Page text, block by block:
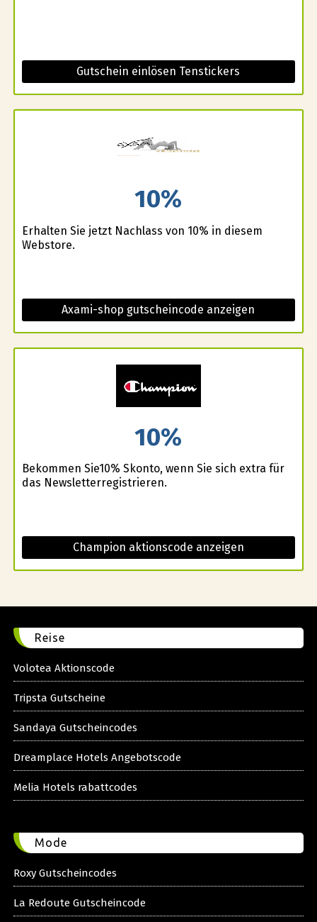
Gutschein einlösen Tenstickers
10%
Erhalten Sie jetzt Nachlass von 10% in diesem
Webstore.
Axami-shop gutscheincode anzeigen
10%
Bekommen Sie10% Skonto, wenn Sie sich extra für
das Newsletterregistrieren.
Champion aktionscode anzeigen
Reise
Volotea Aktionscode
Tripsta Gutscheine
Sandaya Gutscheincodes
Dreamplace Hotels Angebotscode
Melia Hotels rabattcodes
Mode
Roxy Gutscheincodes
La Redoute Gutscheincode